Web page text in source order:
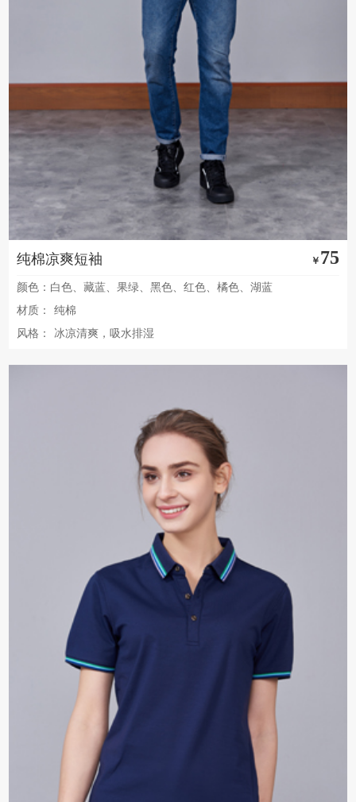
纯棉凉爽短袖 ￥ 75
颜色：白色、藏蓝、果绿、黑色、红色、橘色、湖蓝
材质：
纯棉
风格：
冰凉清爽，吸水排湿